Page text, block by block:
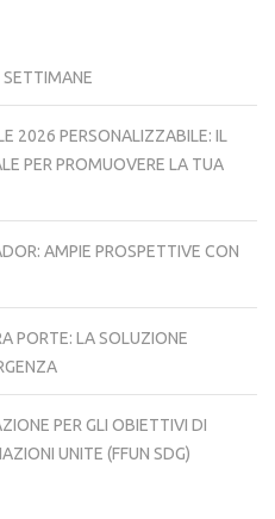
SETTIMANE
2026 PERSONALIZZABILE: IL
PER PROMUOVERE LA TUA
AMPIE PROSPETTIVE CON
PORTE: LA SOLUZIONE
PER GLI OBIETTIVI DI
UNITE (FFUN SDG)